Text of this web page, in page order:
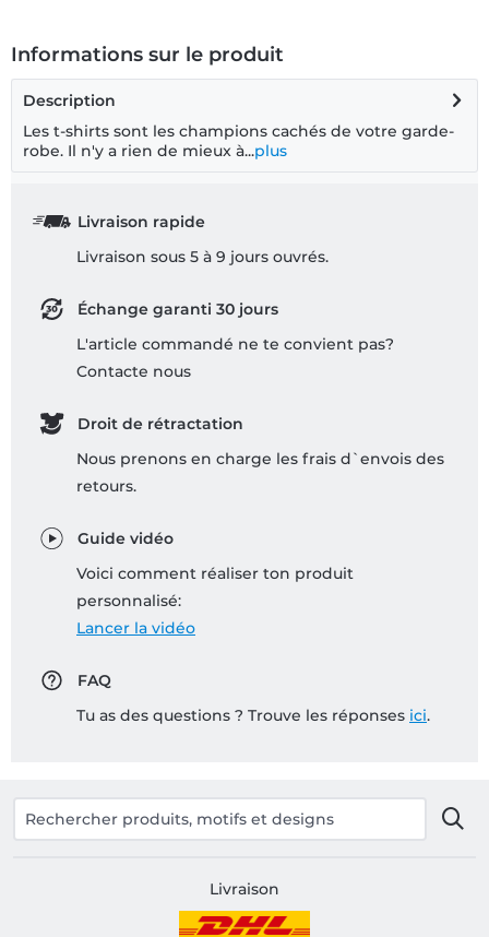
Informations sur le produit
Description
Les t-shirts sont les champions cachés de votre garde-
robe. Il n'y a rien de mieux à...plus
Livraison rapide
Livraison sous 5 à 9 jours ouvrés.
Échange garanti 30 jours
L'article commandé ne te convient pas?
Contacte nous
Droit de rétractation
Nous prenons en charge les frais d`envois des
retours.
Guide vidéo
Voici comment réaliser ton produit
personnalisé:
Lancer la vidéo
FAQ
Tu as des questions ? Trouve les réponses ici.
Livraison